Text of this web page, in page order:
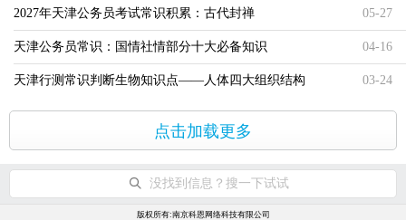
2027年天津公务员考试常识积累：古代封禅 05-27
天津公务员常识：国情社情部分十大必备知识 04-16
天津行测常识判断生物知识点——人体四大组织结构 03-24
点击加载更多
没找到信息？搜一下试试
版权所有:南京科恩网络科技有限公司